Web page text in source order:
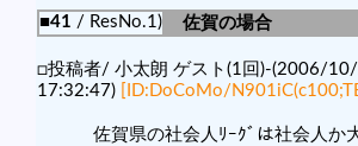
■41 / ResNo.1)
佐賀の場合
□投稿者/ 小太朗 ゲスト(1回)-(2006/10/
17:32:47)
[ID:DoCoMo/
佐賀県の社会人ﾘｰｸﾞは社会人か